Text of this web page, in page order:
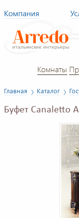
Компания
Комнаты
Главная Каталог
Буфет Canaletto